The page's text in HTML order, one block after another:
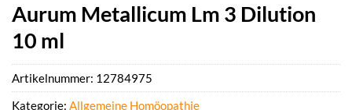
Aurum Metallicum Lm 3 Dilution
10 ml
Artikelnummer: 12784975
Kategorie: Allgemeine Homöopathie